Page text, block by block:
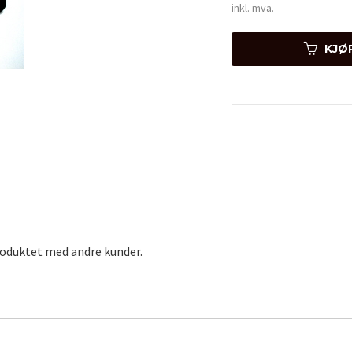
inkl. mva.
med andre kunder.